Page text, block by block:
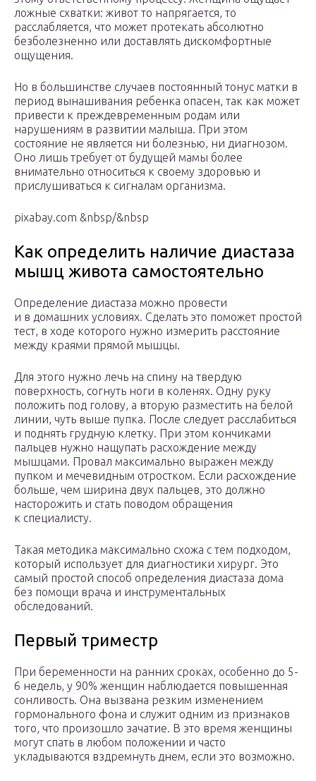
ложные схватки: живот то напрягается, то
расслабляется, что может протекать абсолютно
безболезненно или доставлять дискомфортные
ощущения.
Но в большинстве случаев постоянный тонус матки в
период вынашивания ребенка опасен, так как может
привести к преждевременным родам или
нарушениям в развитии малыша. При этом
состояние не является ни болезнью, ни диагнозом.
Оно лишь требует от будущей мамы более
внимательно относиться к своему здоровью и
прислушиваться к сигналам организма.
pixabay.com &nbsp/&nbsp
Как определить наличие диастаза
мышц живота самостоятельно
Определение диастаза можно провести
и в домашних условиях. Сделать это поможет простой
тест, в ходе которого нужно измерить расстояние
между краями прямой мышцы.
Для этого нужно лечь на спину на твердую
поверхность, согнуть ноги в коленях. Одну руку
положить под голову, а вторую разместить на белой
линии, чуть выше пупка. После следует расслабиться
и поднять грудную клетку. При этом кончиками
пальцев нужно нащупать расхождение между
мышцами. Провал максимально выражен между
пупком и мечевидным отростком. Если расхождение
больше, чем ширина двух пальцев, это должно
насторожить и стать поводом обращения
к специалисту.
Такая методика максимально схожа с тем подходом,
который использует для диагностики хирург. Это
самый простой способ определения диастаза дома
без помощи врача и инструментальных
обследований.
Первый триместр
При беременности на ранних сроках, особенно до 5-
6 недель, у 90% женщин наблюдается повышенная
сонливость. Она вызвана резким изменением
гормонального фона и служит одним из признаков
того, что произошло зачатие. В это время женщины
могут спать в любом положении и часто
укладываются вздремнуть днем, если это возможно.